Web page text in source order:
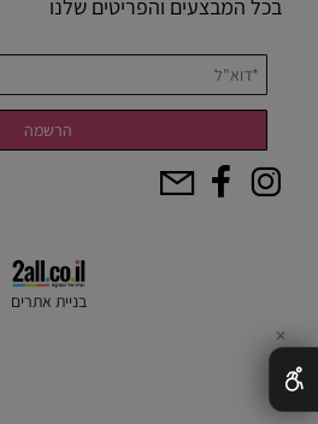
בכל המבצעים והפריטים שלנו
בניית אתרים
✕